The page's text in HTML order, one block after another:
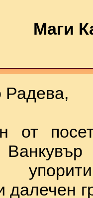
Маги
Радева,
далечен